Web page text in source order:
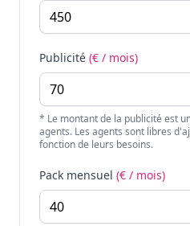
Publicité (€ / mois)
* Le montant de la publicité est
agents. Les agents sont libres
fonction de leurs besoins.
Pack mensuel (€ / mois)